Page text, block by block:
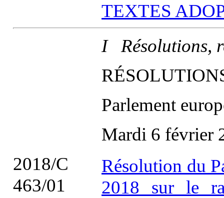
TEXTES
I Résolutions,
Parlement
Mardi 6 février
2018/C
463/01
Résolution du
2018 sur le